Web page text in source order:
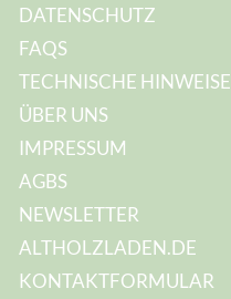
DATENSCHUTZ
FAQS
TECHNISCHE HINWEISE
ÜBER UNS
IMPRESSUM
AGBS
NEWSLETTER
ALTHOLZLADEN.DE
KONTAKTFORMULAR